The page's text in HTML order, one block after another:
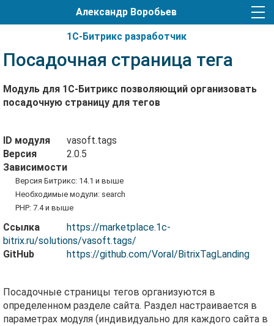
Александр Воробьев
1С-Битрикс разработчик
Посадочная страница тега
Модуль для 1С-Битрикс позволяющий организовать
посадочную страницу для тегов
ID модуля
vasoft.tags
Версия
2.0.5
Зависимости
Версия Битрикс: 14.1 и выше
Необходимые модули: search
PHP: 7.4 и выше
Ссылка
https://marketplace.1c-
bitrix.ru/solutions/vasoft.tags/
GitHub
https://github.com/Voral/BitrixTagLanding
Посадочные страницы тегов организуются в
определенном разделе сайта. Раздел настраивается в
параметрах модуля (индивидуально для каждого сайта в